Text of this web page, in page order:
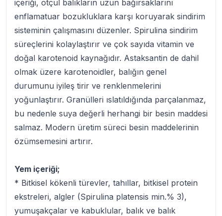
içeriği, otçul balıkların uzun bağırsaklarını
enflamatuar bozukluklara karşı koruyarak sindirim
sisteminin çalışmasını düzenler. Spirulina sindirim
süreçlerini kolaylaştırır ve çok sayıda vitamin ve
doğal karotenoid kaynağıdır. Astaksantin de dahil
olmak üzere karotenoidler, balığın genel
durumunu iyileş tirir ve renklenmelerini
yoğunlaştırır. Granülleri ıslatıldığında parçalanmaz,
bu nedenle suya değerli herhangi bir besin maddesi
salmaz. Modern üretim süreci besin maddelerinin
özümsemesini artırır.
Yem içeriği;
* Bitkisel kökenli türevler, tahıllar, bitkisel protein
ekstreleri, algler (Spirulina platensis min.% 3),
yumuşakçalar ve kabuklular, balık ve balık